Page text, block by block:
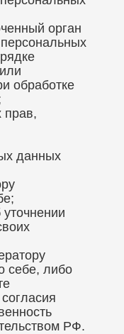
орган
обработке
прав,
данных
себе, либо
РФ.